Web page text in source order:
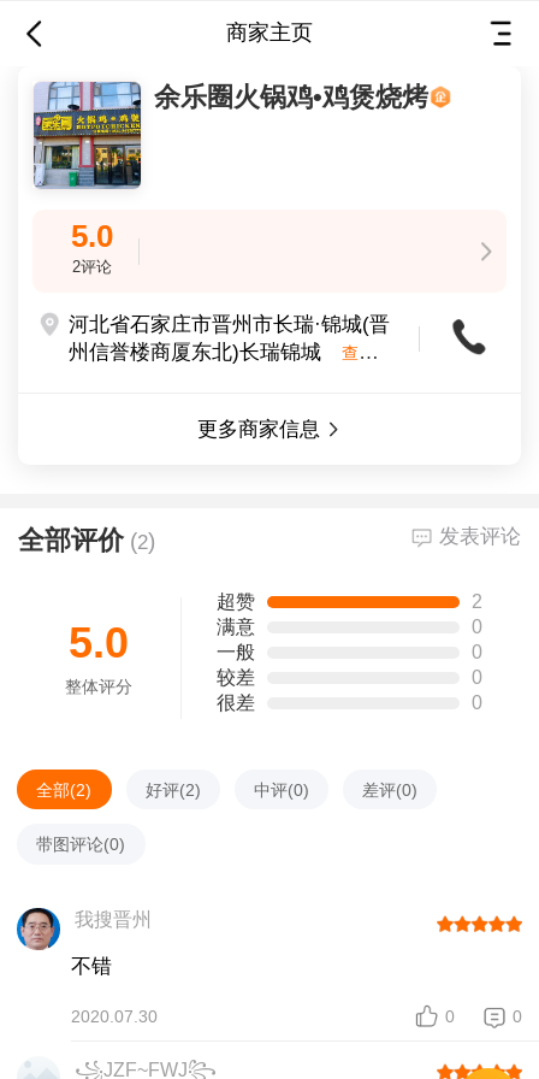
商家主页
余乐圈火锅鸡•鸡煲烧烤
2评论
晋州通 jinzhoutong.cn
余乐圈火锅鸡•鸡煲烧烤
5.0
2评论
河北省石家庄市晋州市长瑞·锦城(晋
州信誉楼商厦东北)长瑞锦城
查看
更多商家信息
全部评价(2) 发表评论
5.0
整体评分
超赞
2
满意
0
一般
0
较差
0
很差
0
全部(2) 好评(2) 中评(0) 差评(0)
带图评论(0)
我搜晋州
不错
2020.07.30 0
0
꧁JZF~FWJ꧂